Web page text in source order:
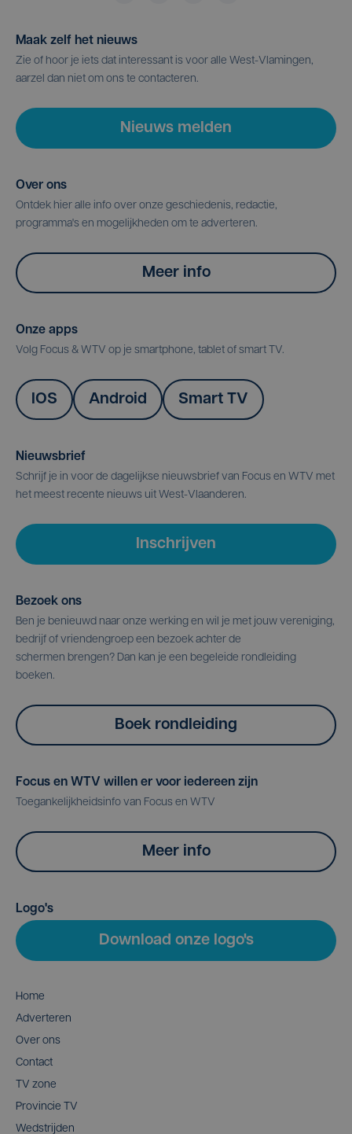
Maak zelf het nieuws
Zie of hoor je iets dat interessant is voor alle West-Vlamingen,
aarzel dan niet om ons te contacteren.
Nieuws melden
Over ons
Ontdek hier alle info over onze geschiedenis, redactie,
programma's en mogelijkheden om te adverteren.
Meer info
Onze apps
Volg Focus & WTV op je smartphone, tablet of smart TV.
IOS Android Smart TV
Nieuwsbrief
Schrijf je in voor de dagelijkse nieuwsbrief van Focus en WTV met
het meest recente nieuws uit West-Vlaanderen.
Inschrijven
Bezoek ons
Ben je benieuwd naar onze werking en wil je met jouw vereniging,
bedrijf of vriendengroep een bezoek achter de
schermen brengen? Dan kan je een begeleide rondleiding
boeken.
Boek rondleiding
Focus en WTV willen er voor iedereen zijn
Toegankelijkheidsinfo van Focus en WTV
Meer info
Logo's
Download onze logo's
Home
Adverteren
Over ons
Contact
TV zone
Provincie TV
Wedstrijden